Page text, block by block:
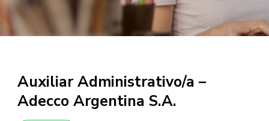
Auxiliar Administrativo/a –
Adecco Argentina S.A.